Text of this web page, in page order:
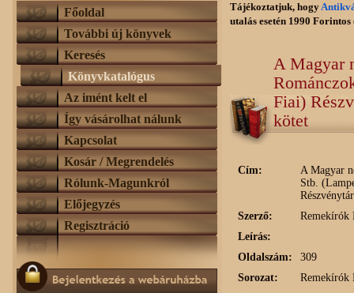
Főoldal
További új könyvek
Keresés
Könyvkatalógus
Az imént kelt el
Így vásárolhat nálunk
Kapcsolat
Kosár / Megrendelés
Rólunk-Magunkról
Előjegyzés
Regisztráció
Tájékoztatjuk, hogy
utalás esetén 1990
A Magyar
Fiai)
kötet
Cím:
A Magyar
Stb.
Szerző:
Remekírók
Leírás:
Oldalszám:
309
Sorozat:
Remekírók